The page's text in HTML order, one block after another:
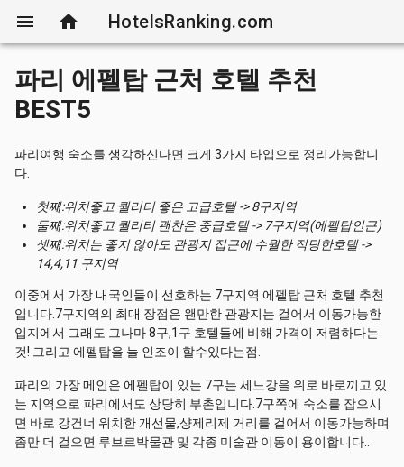
menu home HotelsRanking.com
파리 에펠탑 근처 호텔 추천
BEST5
파리여행 숙소를 생각하신다면 크게 3가지 타입으로 정리가능합니
다.
첫째:위치좋고 퀄리티 좋은 고급호텔 -> 8구지역
둘째:위치좋고 퀄리티 괜찬은 중급호텔 -> 7구지역(에펠탑인근)
셋째:위치는 좋지 않아도 관광지 접근에 수월한 적당한호텔 ->
14,4,11 구지역
이중에서 가장 내국인들이 선호하는 7구지역 에펠탑 근처 호텔 추천
입니다.7구지역의 최대 장점은 왠만한 관광지는 걸어서 이동가능한
입지에서 그래도 그나마 8구,1구 호텔들에 비해 가격이 저렴하다는
것! 그리고 에펠탑을 늘 인조이 할수있다는점.
파리의 가장 메인은 에펠탑이 있는 7구는 세느강을 위로 바로끼고 있
는 지역으로 파리에서도 상당히 부촌입니다.7구쪽에 숙소를 잡으시
면 바로 강건너 위치한 개선물,샹제리제 거리를 걸어서 이동가능하며
좀만 더 걸으면 루브르박물관 및 각종 미술관 이동이 용이합니다..